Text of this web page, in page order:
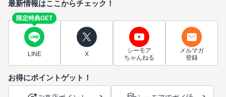
最新情報はここからチェック！
限定特典GET
LINE X
シーモア
ちゃんねる
メルマガ
登録
お得にポイントゲット！